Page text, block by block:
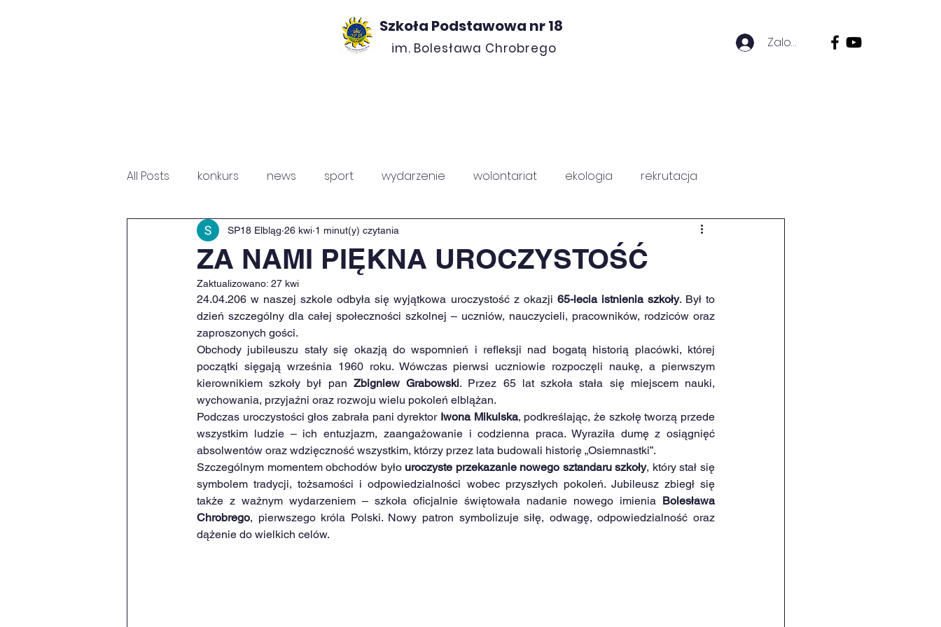
Szkoła Podstawowa nr 18
im. Bolesława Chrobrego Zaloguj się
All Posts konkurs news sport wydarzenie wolontariat ekologia rekrutacja
Fundacja Św. Mikołaja SzPZ Chrobry
ZA NAMI PIĘKNA UROCZYSTOŚĆ
SP18 Elbląg 26 kwi 1 minut(y) czytania
Zaktualizowano: 27 kwi
24.04.206 w naszej szkole odbyła się wyjątkowa uroczystość z okazji 65-lecia istnienia szkoły. Był to
dzień szczególny dla całej społeczności szkolnej – uczniów, nauczycieli, pracowników, rodziców oraz
zaproszonych gości.
Obchody jubileuszu stały się okazją do wspomnień i refleksji nad bogatą historią placówki, której
początki sięgają września 1960 roku. Wówczas pierwsi uczniowie rozpoczęli naukę, a pierwszym
kierownikiem szkoły był pan Zbigniew Grabowski. Przez 65 lat szkoła stała się miejscem nauki,
wychowania, przyjaźni oraz rozwoju wielu pokoleń elblążan.
Podczas uroczystości głos zabrała pani dyrektor Iwona Mikulska, podkreślając, że szkołę tworzą przede
wszystkim ludzie – ich entuzjazm, zaangażowanie i codzienna praca. Wyraziła dumę z osiągnięć
absolwentów oraz wdzięczność wszystkim, którzy przez lata budowali historię „Osiemnastki”.
Szczególnym momentem obchodów było uroczyste przekazanie nowego sztandaru szkoły, który stał się
symbolem tradycji, tożsamości i odpowiedzialności wobec przyszłych pokoleń. Jubileusz zbiegł się
także z ważnym wydarzeniem – szkoła oficjalnie świętowała nadanie nowego imienia Bolesława
Chrobrego, pierwszego króla Polski. Nowy patron symbolizuje siłę, odwagę, odpowiedzialność oraz
dążenie do wielkich celów.